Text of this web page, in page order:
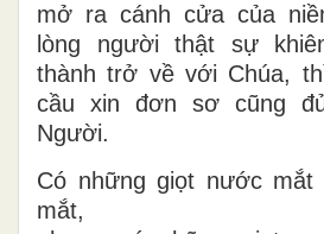
mở ra cánh cửa của
lòng người thật sự
thành trở về với Chúa,
cầu xin đơn sơ cũng
Người.
Có những giọt nước
mắt,